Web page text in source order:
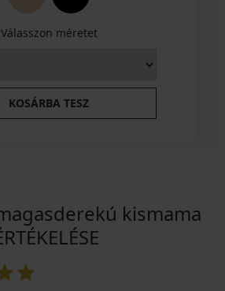
Válasszon méretet
KOSÁRBA TESZ
kismama